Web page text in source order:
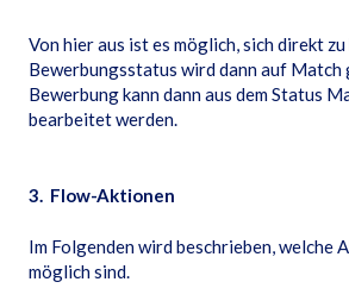
Von hier aus ist es möglich, sich direkt
Bewerbungsstatus wird dann auf Match
Bewerbung kann dann aus dem Status
bearbeitet werden.
3. Flow-Aktionen
Im Folgenden wird beschrieben, welche
möglich sind.